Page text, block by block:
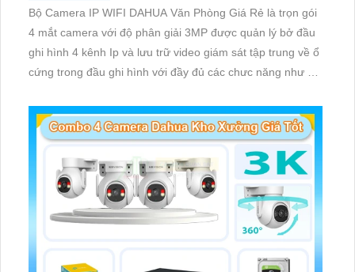
Bộ Camera IP WIFI DAHUA Văn Phòng Giá Rẻ là trọn gói
4 mắt camera với độ phân giải 3MP được quản lý bở đầu
ghi hình 4 kênh Ip và lưu trữ video giám sát tập trung về ổ
cứng trong đầu ghi hình với đầy đủ các chưc năng như AI
giám sát có màu vào ban đêm